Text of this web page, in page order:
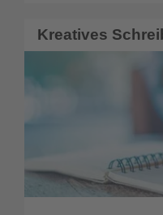
Kreatives